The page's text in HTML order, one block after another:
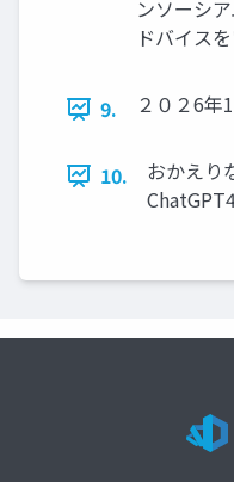
ンソーシ
ドバイス
9. ２０２6年
10.
おかえり